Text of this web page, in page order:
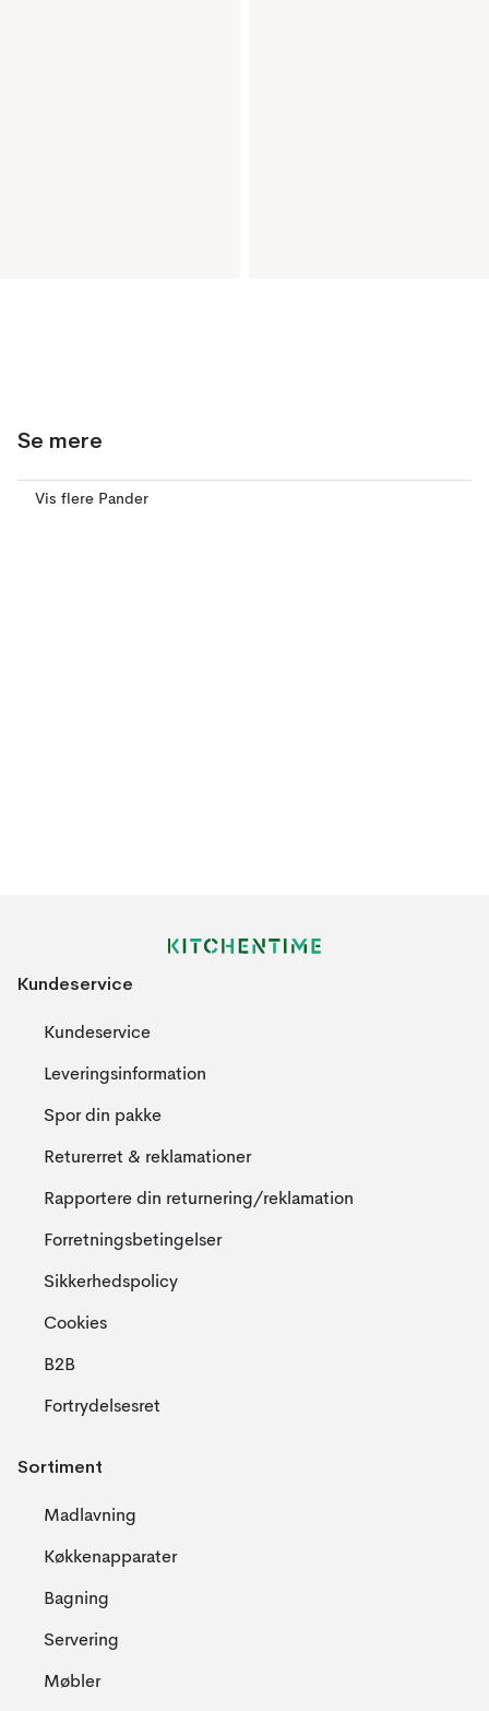
Se mere
Vis flere Pander
Kundeservice
Kundeservice
Leveringsinformation
Spor din pakke
Returerret & reklamationer
Rapportere din returnering/reklamation
Forretningsbetingelser
Sikkerhedspolicy
Cookies
B2B
Fortrydelsesret
Sortiment
Madlavning
Køkkenapparater
Bagning
Servering
Møbler